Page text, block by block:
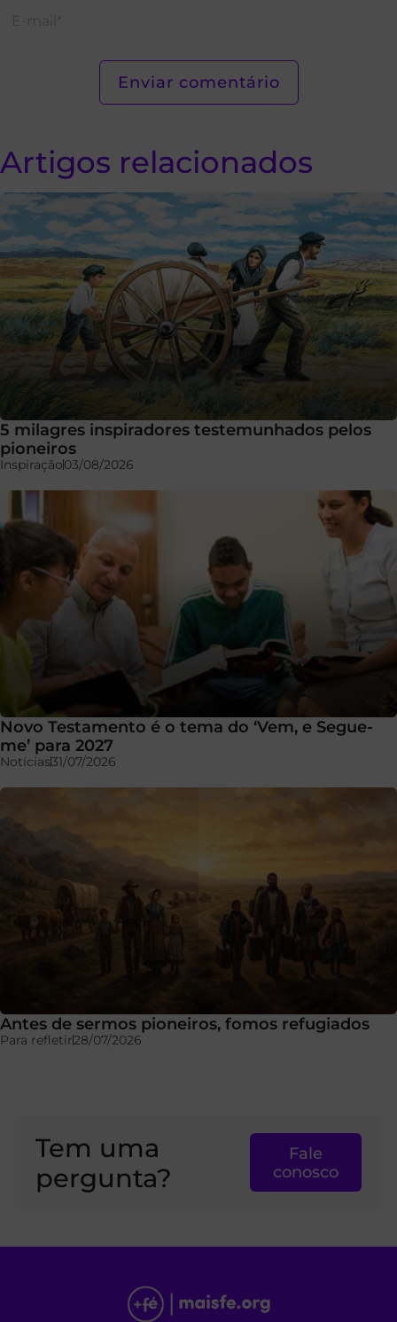
Artigos relacionados
5 milagres inspiradores testemunhados pelos
pioneiros
Inspiração03/08/2026
Novo Testamento é o tema do ‘Vem, e Segue-
me’ para 2027
Notícias31/07/2026
Antes de sermos pioneiros, fomos refugiados
Para refletir28/07/2026
Tem uma
pergunta?
Fale
conosco